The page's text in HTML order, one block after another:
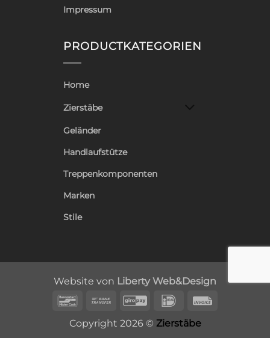
Impressum
PRODUCTKATEGORIEN
Home
Zierstäbe
Geländer
Handlaufstütze
Treppenkomponenten
Marken
Stile
Website von Liberty Web&Design
Bancontact
Bank
GiroPay IDeal
Copyright 2026 © Zierstäbe